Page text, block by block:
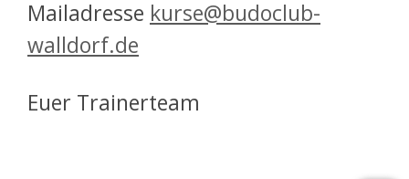
Mailadresse kurse@budoclub-
walldorf.de
Euer Trainerteam